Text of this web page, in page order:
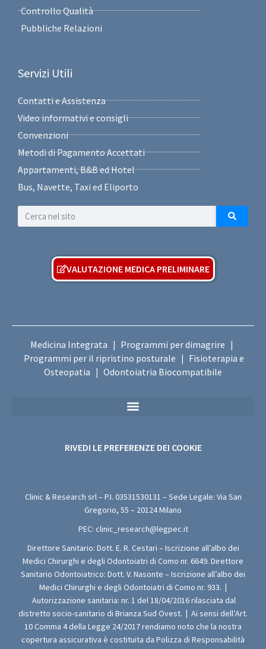
Controllo Qualità
Pubbliche Relazioni
Servizi Utili
Contatti e Assistenza
Video informativi e consigli
Convenzioni
Metodi di Pagamento Accettati
Appartamenti, B&B ed Hotel
Bus, Navette, Taxi ed Eliporto
VALUTAZIONE MEDICA PRELIMINARE
Medicina Integrata | Programmi per dimagrire |
Programmi per il ripristino posturale | Fisioterapia e
Osteopatia | Odontoiatria Biocompatibile
RIVEDI LE PREFERENZE DEI COOKIE
Clinic & Research srl – P.I. 03531530131 – Sede Legale: Via San
Gregorio, 55 – 20124 Milano
PEC: clinic_research@legpec.it
Direttore Sanitario: Dott. E. R. Cestari – Iscrizione all’albo dei
Medici Chirurghi e degli Odontoiatri di Como nr. 6649. Direttore
Sanitario Odontoiatrico: Dott. V. Nasonte – Iscrizione all’albo dei
Medici Chirurghi e degli Odontoiatri di Como nr. 933. |
Autorizzazione sanitaria: nr. 1 del 18/04/2016 rilasciata dal
distretto socio-sanitario di Brianza Sud Ovest. | Ai sensi dell’Art.
10 Comma 4 della Legge 24/2017 rendiamo noto che la nostra
copertura assicurativa è costituita da Polizza di Responsabilità